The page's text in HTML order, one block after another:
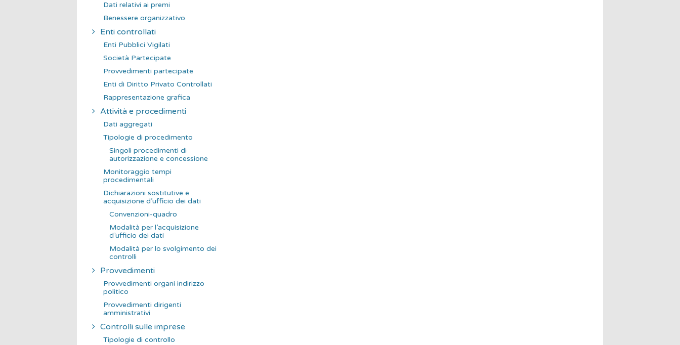
Dati relativi ai premi
Benessere organizzativo
Enti controllati
Enti Pubblici Vigilati
Società Partecipate
Provvedimenti partecipate
Enti di Diritto Privato Controllati
Rappresentazione grafica
Attività e procedimenti
Dati aggregati
Tipologie di procedimento
Singoli procedimenti di
autorizzazione e concessione
Monitoraggio tempi
procedimentali
Dichiarazioni sostitutive e
acquisizione d’ufficio dei dati
Convenzioni-quadro
Modalità per l’acquisizione
d’ufficio dei dati
Modalità per lo svolgimento dei
controlli
Provvedimenti
Provvedimenti organi indirizzo
politico
Provvedimenti dirigenti
amministrativi
Controlli sulle imprese
Tipologie di controllo